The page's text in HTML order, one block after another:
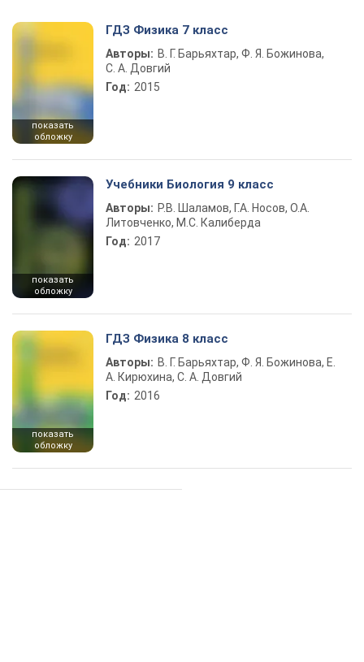
показать
обложку
ГДЗ Физика 7 класс
Авторы: В. Г. Барьяхтар, Ф. Я. Божинова,
С. А. Довгий
Год: 2015
показать
обложку
Учебники Биология 9 класс
Авторы: Р.В. Шаламов, Г.А. Носов, О.А.
Литовченко, М.С. Калиберда
Год: 2017
показать
обложку
ГДЗ Физика 8 класс
Авторы: В. Г. Барьяхтар, Ф. Я. Божинова, Е.
А. Кирюхина, С. А. Довгий
Год: 2016